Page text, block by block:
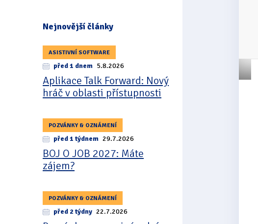
Nejnovější články
ASISTIVNÍ SOFTWARE
před 1 dnem 5.8.2026
Aplikace Talk Forward: Nový
hráč v oblasti přístupnosti
POZVÁNKY & OZNÁMENÍ
před 1 týdnem 29.7.2026
BOJ O JOB 2027: Máte
zájem?
POZVÁNKY & OZNÁMENÍ
před 2 týdny 22.7.2026